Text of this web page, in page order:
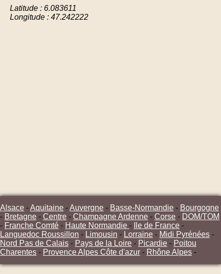
Latitude : 6.083611
Longitude : 47.242222
Alsace -Aquitaine -Auvergne - Basse-Normandie - Bourgogne
- Bretagne - Centre - Champagne Ardenne - Corse - DOM/TOM
- Franche Comté - Haute Normandie - Ile de France -
Languedoc Roussillon - Limousin - Lorraine - Midi Pyrénées -
Nord Pas de Calais - Pays de la Loire - Picardie - Poitou
Charentes - Provence Alpes Côte d'azur - Rhône Alpes -